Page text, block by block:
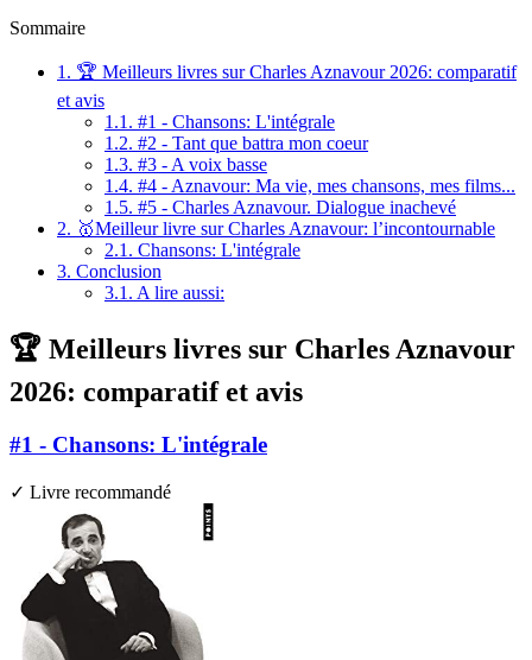
Sommaire
1. 🏆 Meilleurs livres sur Charles Aznavour 2026: comparatif
et avis
1.1. #1 - Chansons: L'intégrale
1.2. #2 - Tant que battra mon coeur
1.3. #3 - A voix basse
1.4. #4 - Aznavour: Ma vie, mes chansons, mes films...
1.5. #5 - Charles Aznavour. Dialogue inachevé
2. 🥇Meilleur livre sur Charles Aznavour: l’incontournable
2.1. Chansons: L'intégrale
3. Conclusion
3.1. A lire aussi:
🏆 Meilleurs livres sur Charles Aznavour
2026: comparatif et avis
#1 - Chansons: L'intégrale
✓ Livre recommandé